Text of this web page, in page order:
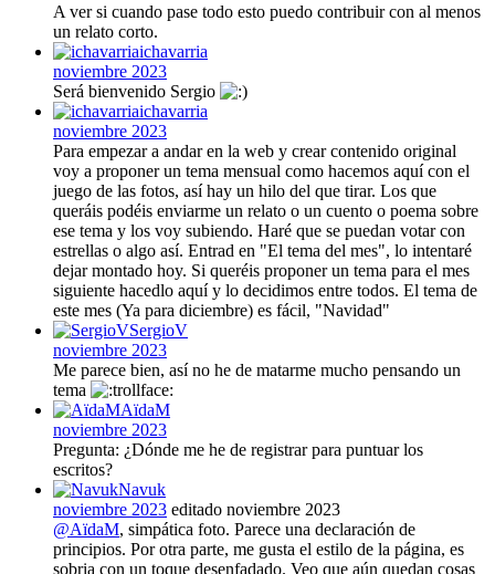
A ver si cuando pase todo esto puedo contribuir con al menos
un relato corto.
ichavarria
noviembre 2023
Será bienvenido Sergio
ichavarria
noviembre 2023
Para empezar a andar en la web y crear contenido original
voy a proponer un tema mensual como hacemos aquí con el
juego de las fotos, así hay un hilo del que tirar. Los que
queráis podéis enviarme un relato o un cuento o poema sobre
ese tema y los voy subiendo. Haré que se puedan votar con
estrellas o algo así. Entrad en "El tema del mes", lo intentaré
dejar montado hoy. Si queréis proponer un tema para el mes
siguiente hacedlo aquí y lo decidimos entre todos. El tema de
este mes (Ya para diciembre) es fácil, "Navidad"
SergioV
noviembre 2023
Me parece bien, así no he de matarme mucho pensando un
tema
AïdaM
noviembre 2023
Pregunta: ¿Dónde me he de registrar para puntuar los
escritos?
Navuk
noviembre 2023 editado noviembre 2023
@AïdaM, simpática foto. Parece una declaración de
principios. Por otra parte, me gusta el estilo de la página, es
sobria con un toque desenfadado. Veo que aún quedan cosas